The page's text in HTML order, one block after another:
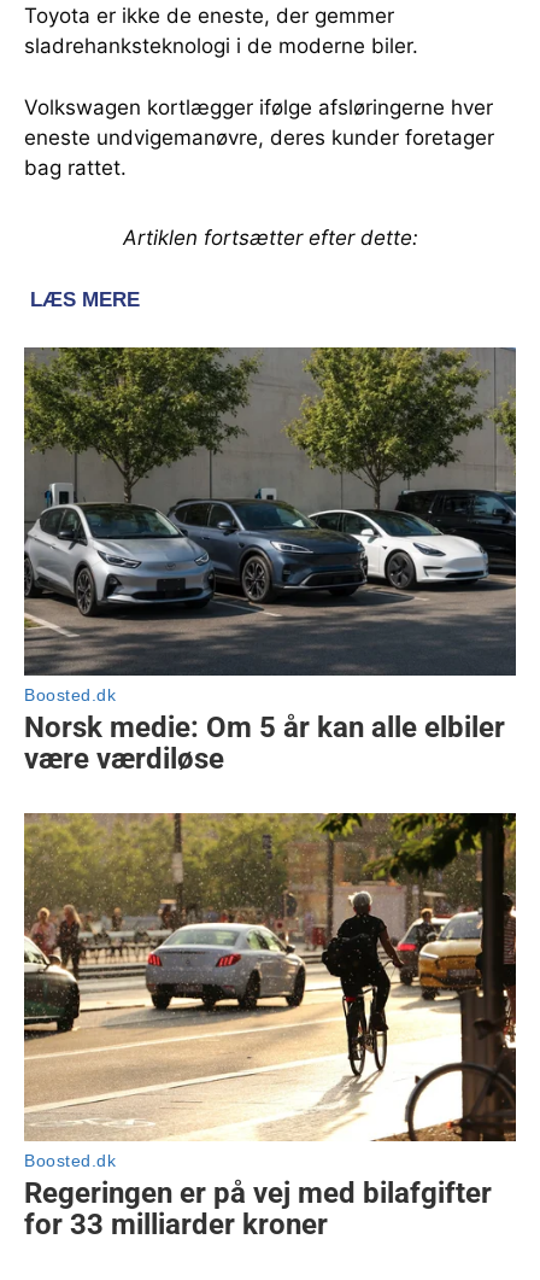
Toyota er ikke de eneste, der gemmer
sladrehanksteknologi i de moderne biler.
Volkswagen kortlægger ifølge afsløringerne hver
eneste undvigemanøvre, deres kunder foretager
bag rattet.
Artiklen fortsætter efter dette: